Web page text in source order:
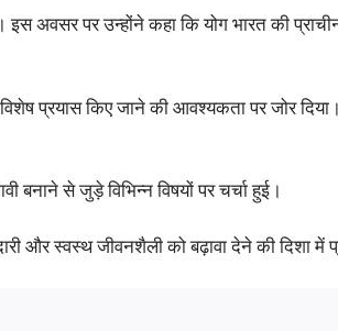
अवसर पर उन्होंने कहा कि योग भारत की
प्रयास किए जाने की आवश्यकता पर जोर
से जुड़े विभिन्न विषयों पर चर्चा हुई।
और स्वस्थ जीवनशैली को बढ़ावा देने की दिशा में